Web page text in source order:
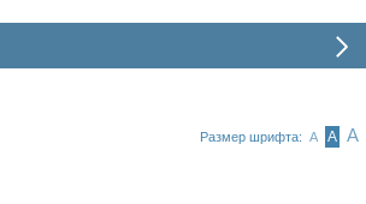
Размер шрифта: А А А